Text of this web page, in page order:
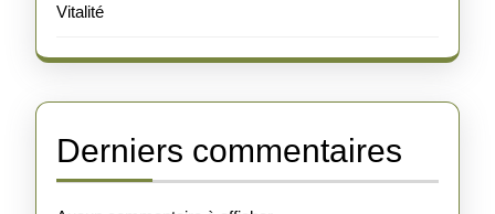
Vitalité
Derniers commentaires